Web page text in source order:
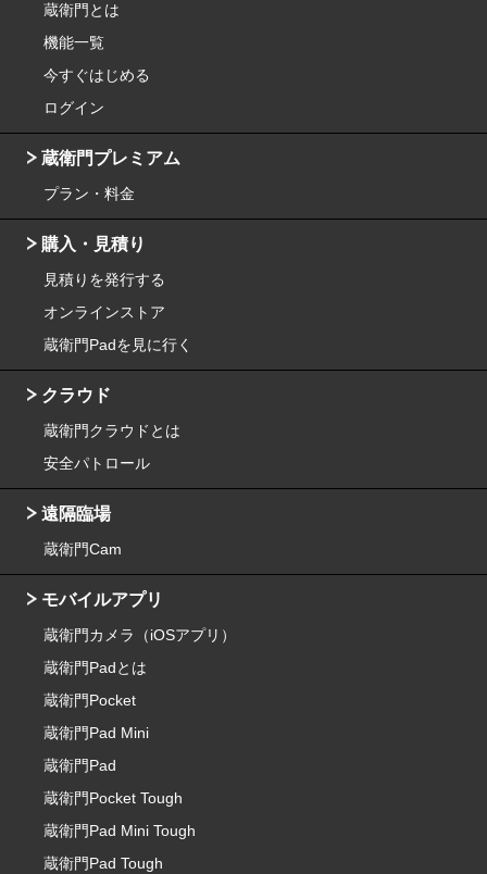
蔵衛門とは
機能一覧
今すぐはじめる
ログイン
蔵衛門プレミアム
プラン・料金
購入・見積り
見積りを発行する
オンラインストア
蔵衛門Padを見に行く
クラウド
蔵衛門クラウドとは
安全パトロール
遠隔臨場
蔵衛門Cam
モバイルアプリ
蔵衛門カメラ（iOSアプリ）
蔵衛門Padとは
蔵衛門Pocket
蔵衛門Pad Mini
蔵衛門Pad
蔵衛門Pocket Tough
蔵衛門Pad Mini Tough
蔵衛門Pad Tough